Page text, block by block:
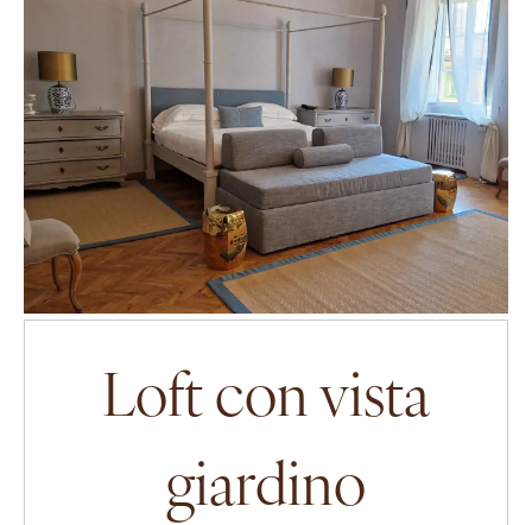
Loft con vista
giardino